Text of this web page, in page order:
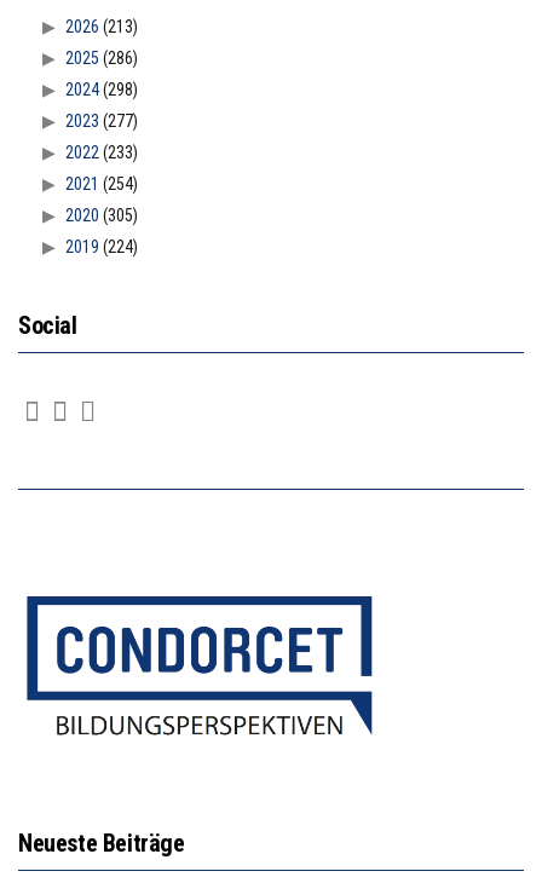
2026 (213)
2025 (286)
2024(298)
2023 (277)
2022 (233)
2021 (254)
2020 (305)
2019 (224)
Social
Neueste Beiträge